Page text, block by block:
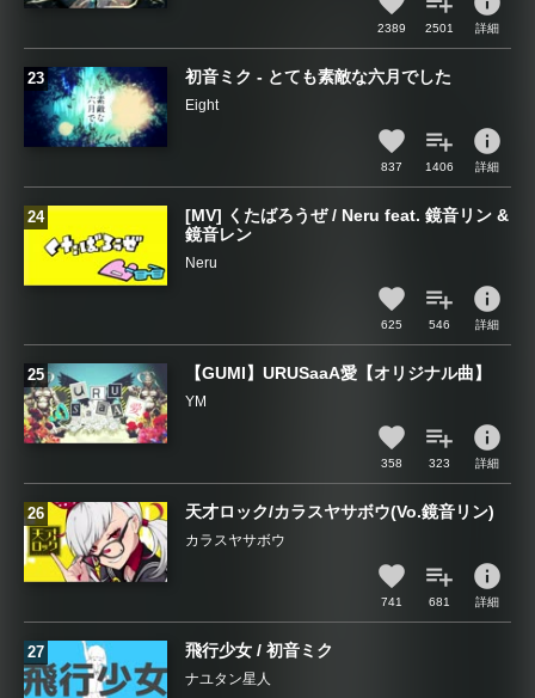
2389 2501 詳細
初音ミク - とても素敵な六月でした
Eight
837 1406
info
詳細
[MV] くたばろうぜ / Neru feat. 鏡音リン &
鏡音レン
Neru
625 546
info
詳細
【GUMI】URUSaaA愛【オリジナル曲】
YM
358 323
info
詳細
天才ロック/カラスヤサボウ(Vo.鏡音リン)
カラスヤサボウ
741 681
info
詳細
飛行少女 / 初音ミク
ナユタン星人